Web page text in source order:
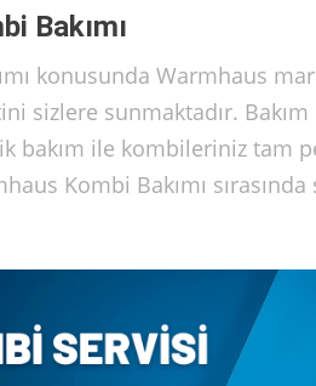
Bakımı
konusunda Warmhaus
sizlere sunmaktadır.
bakım ile kombileriniz tam
Kombi Bakımı